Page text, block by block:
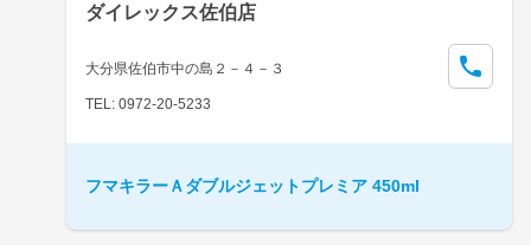
ダイレックス佐伯店
大分県佐伯市中の島２－４－３
TEL: 0972-20-5233
フマキラーＡダブルジェットプレミア 450ml